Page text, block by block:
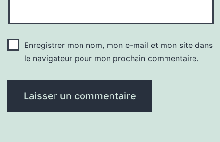
Enregistrer mon nom, mon e-mail et mon site dans
le navigateur pour mon prochain commentaire.